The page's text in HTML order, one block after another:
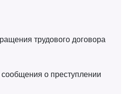
трудового договора
о преступлении